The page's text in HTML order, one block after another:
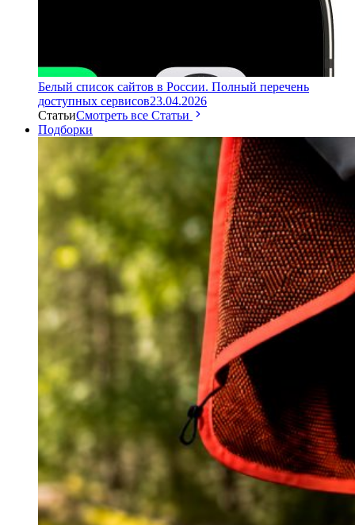
Белый список сайтов в России. Полный перечень
доступных сервисов23.04.2026
СтатьиСмотреть все Статьи
Подборки